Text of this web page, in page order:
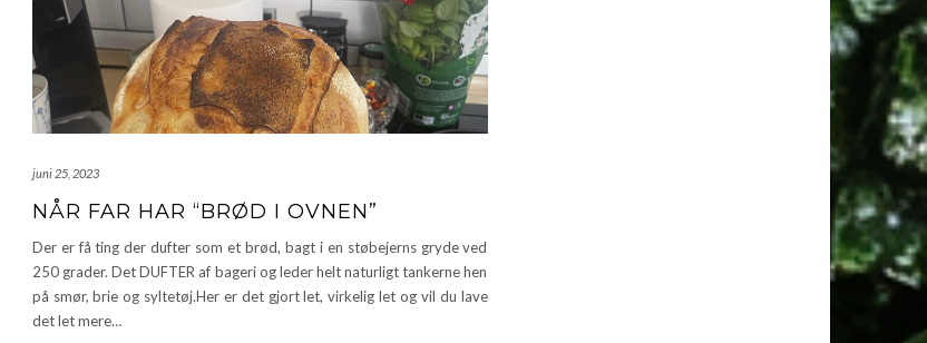
juni 25, 2023
NÅR FAR HAR “BRØD I OVNEN”
Der er få ting der dufter som et brød, bagt i en støbejerns gryde ved
250 grader. Det DUFTER af bageri og leder helt naturligt tankerne hen
på smør, brie og syltetøj.Her er det gjort let, virkelig let og vil du lave
det let mere…